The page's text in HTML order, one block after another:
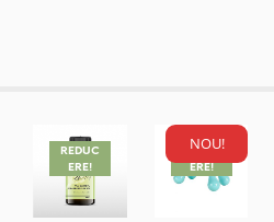
REDUC
ERE!
NOU!
REDUC
ERE!